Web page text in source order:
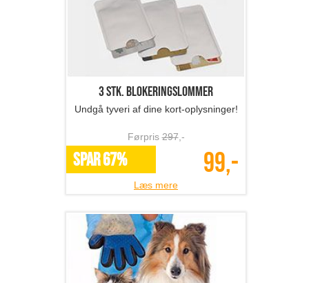
3 stk. blokeringslommer
Undgå tyveri af dine kort-oplysninger!
Førpris297,-
SPAR 67% 99,-
Læs mere